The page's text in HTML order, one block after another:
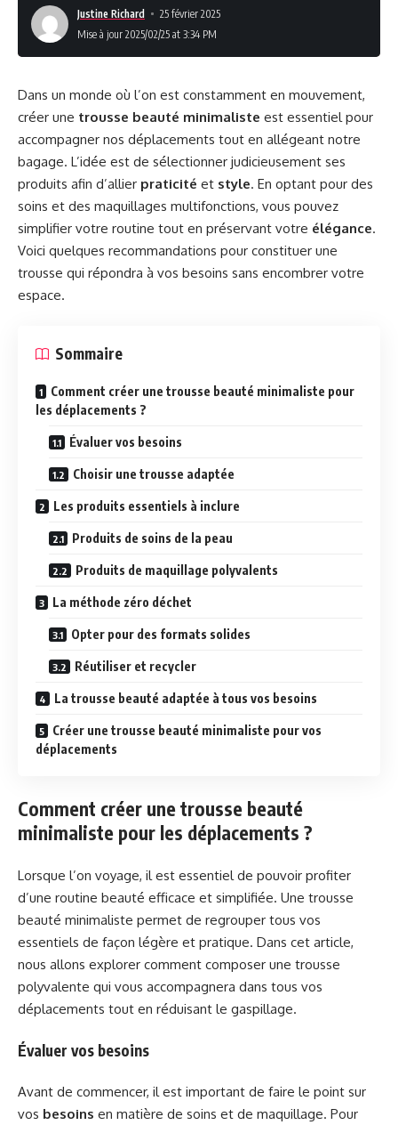
Justine Richard
25 février 2025
Mise à jour 2025/02/25 at 3:34 PM
Dans un monde où l’on est constamment en mouvement,
créer une trousse beauté minimaliste est essentiel pour
accompagner nos déplacements tout en allégeant notre
bagage. L’idée est de sélectionner judicieusement ses
produits afin d’allier praticité et style. En optant pour des
soins et des maquillages multifonctions, vous pouvez
simplifier votre routine tout en préservant votre élégance.
Voici quelques recommandations pour constituer une
trousse qui répondra à vos besoins sans encombrer votre
espace.
Sommaire
Comment créer une trousse beauté minimaliste pour
les déplacements ?
Évaluer vos besoins
Choisir une trousse adaptée
Les produits essentiels à inclure
Produits de soins de la peau
Produits de maquillage polyvalents
La méthode zéro déchet
Opter pour des formats solides
Réutiliser et recycler
La trousse beauté adaptée à tous vos besoins
Créer une trousse beauté minimaliste pour vos
déplacements
Comment créer une trousse beauté
minimaliste pour les déplacements ?
Lorsque l’on voyage, il est essentiel de pouvoir profiter
d’une routine beauté efficace et simplifiée. Une trousse
beauté minimaliste permet de regrouper tous vos
essentiels de façon légère et pratique. Dans cet article,
nous allons explorer comment composer une trousse
polyvalente qui vous accompagnera dans tous vos
déplacements tout en réduisant le gaspillage.
Évaluer vos besoins
Avant de commencer, il est important de faire le point sur
vos besoins en matière de soins et de maquillage. Pour